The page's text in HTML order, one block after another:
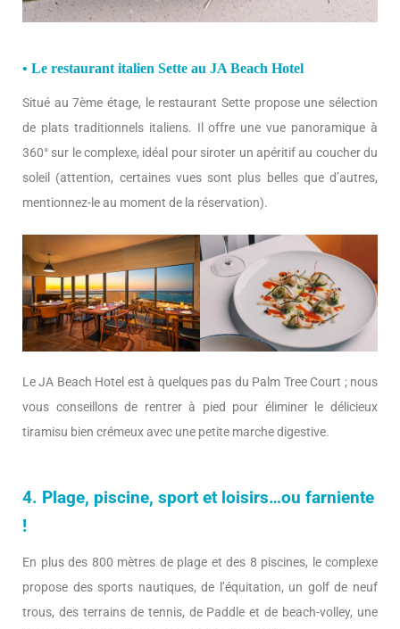
• Le restaurant italien Sette au JA Beach Hotel
Situé au 7ème étage, le restaurant Sette propose une sélection
de plats traditionnels italiens. Il offre une vue panoramique à
360° sur le complexe, idéal pour siroter un apéritif au coucher du
soleil (attention, certaines vues sont plus belles que d’autres,
mentionnez-le au moment de la réservation).
Le JA Beach Hotel est à quelques pas du Palm Tree Court ; nous
vous conseillons de rentrer à pied pour éliminer le délicieux
tiramisu bien crémeux avec une petite marche digestive.
4. Plage, piscine, sport et loisirs…ou farniente
!
En plus des 800 mètres de plage et des 8 piscines, le complexe
propose des sports nautiques, de l’équitation, un golf de neuf
trous, des terrains de tennis, de Paddle et de beach-volley, une